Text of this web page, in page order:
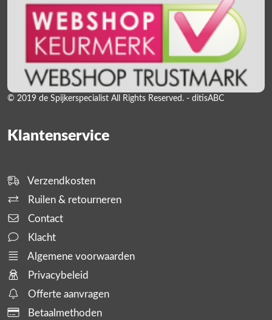
© 2019 de Spijkerspecialist All Rights Reserved. - ditisABC
Klantenservice
Verzendkosten
Ruilen & retourneren
Contact
Klacht
Algemene voorwaarden
Privacybeleid
Offerte aanvragen
Betaalmethoden